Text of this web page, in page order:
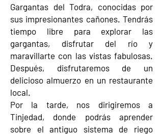
Gargantas del Todra, conocidas por
sus impresionantes cañones. Tendrás
tiempo libre para explorar las
gargantas, disfrutar del río y
maravillarte con las vistas fabulosas.
Después, disfrutaremos de un
delicioso almuerzo en un restaurante
local.
Por la tarde, nos dirigiremos a
Tinjedad, donde podrás aprender
sobre el antiguo sistema de riego